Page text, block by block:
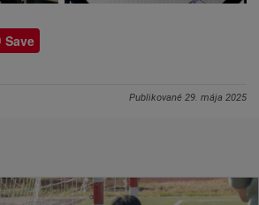
Save
Publikované 29. mája 2025